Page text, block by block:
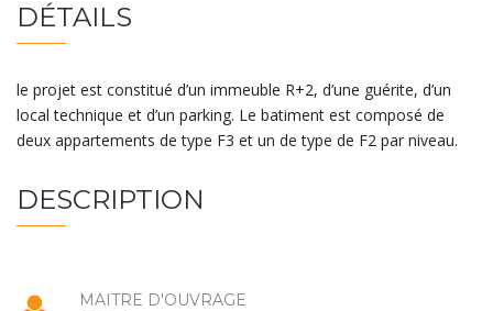
DÉTAILS
le projet est constitué d’un immeuble R+2, d’une guérite, d’un
local technique et d’un parking. Le batiment est composé de
deux appartements de type F3 et un de type de F2 par niveau.
DESCRIPTION
MAITRE D'OUVRAGE